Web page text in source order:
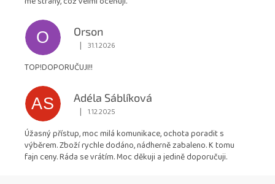
O
Orson
Hodnocení obchodu je 5 z 5 hvězdiček.
| 31.1.2026
TOP!DOPORUČUJI!!
AS
Adéla Sáblíková
Hodnocení obchodu je 5 z 5 hvězdiček.
| 1.12.2025
Úžasný přístup, moc milá komunikace, ochota poradit s
výběrem. Zboží rychle dodáno, nádherně zabaleno. K tomu
fajn ceny. Ráda se vrátím. Moc děkuji a jedině doporučuji.